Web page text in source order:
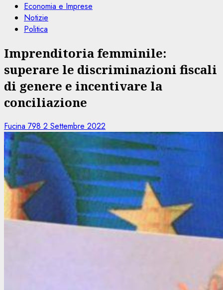
Economia e Imprese
Notizie
Politica
Imprenditoria femminile:
superare le discriminazioni fiscali
di genere e incentivare la
conciliazione
Fucina 798 2 Settembre 2022